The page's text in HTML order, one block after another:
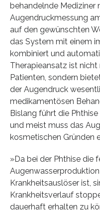
behandelnde Mediziner
Augendruckmessung
auf den gewünschten
das System mit einem
kombiniert und
Therapieansatz ist
Patienten, sondern
der Augendruck
medikamentösen
Bislang führt die
und meist muss das
kosmetischen Gründen
»Da bei der Phthise die
Krankheitsauslöser ist,
Krankheitsverlauf
dauerhaft erhalten zu